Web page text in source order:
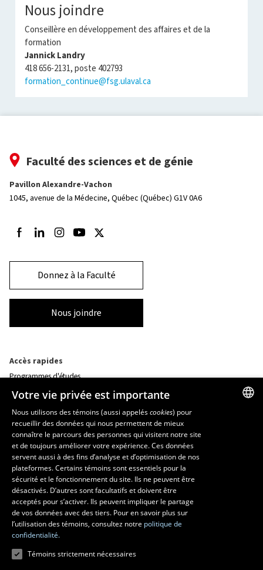
Nous joindre
Conseillère en développement des affaires et de la
formation
Jannick Landry
418 656-2131, poste 402793
formation_continue@fsg.ulaval.ca
Faculté des sciences et de génie
Pavillon Alexandre-Vachon
1045, avenue de la Médecine, Québec (Québec) G1V 0A6
Suivez-nous sur Facebook
Suivez-nous sur LinkedIn
Suivez-nous sur Instagram
Suivez-nous sur Youtube
Suivez-nous sur Twitter
Donnez à la Faculté
Nous joindre
Accès rapides
Programmes d'études
Nos départements et école
Foire aux questions
Ressources
monPortail
MESURES D'URGENCE
Composer le418 656-5555
Votre vie privée est importante
Nous utilisons des témoins (aussi appeléscookies) pour
recueillir des données qui nous permettent de mieux
connaître le parcours des personnes qui visitent notre site
et de toujours améliorer votre expérience. Ces données
servent aussi à des fins d’analyse et d’optimisation de nos
plateformes. Certains témoins sont essentiels pour la
sécurité et le fonctionnement du site. Ils ne peuvent être
désactivés. D’autres sont facultatifs et doivent être
acceptés pour s’activer. Ils peuvent impliquer le partage
de vos données avec des tiers. Pour en savoir plus sur
l’utilisation des témoins, consultez notre politique de
confidentialité.
Témoins strictement nécessaires